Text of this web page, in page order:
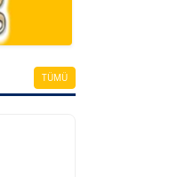
TÜMÜ